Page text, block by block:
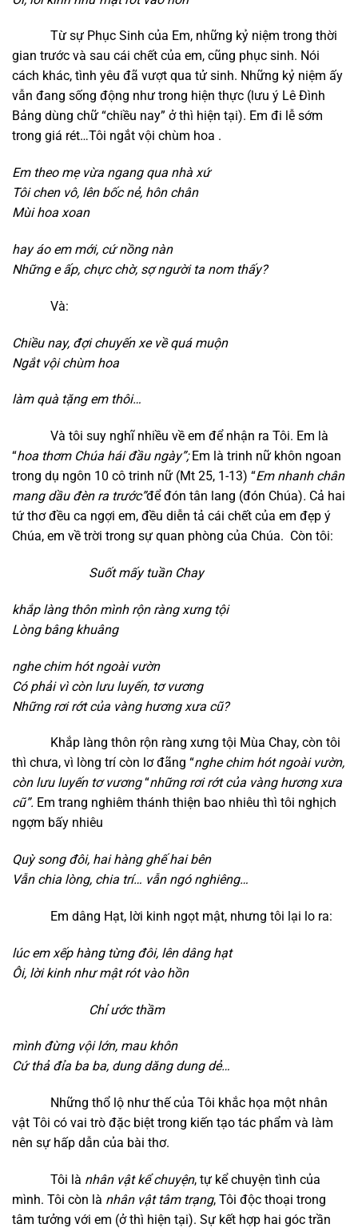
Từ sự Phục Sinh của Em, những kỷ niệm trong thời
gian trước và sau cái chết của em, cũng phục sinh. Nói
cách khác, tình yêu đã vượt qua tử sinh. Những kỷ niệm ấy
vẫn đang sống động như trong hiện thực (lưu ý Lê Đình
Bảng dùng chữ “chiều nay” ở thì hiện tại). Em đi lễ sớm
trong giá rét…Tôi ngắt vội chùm hoa .
Em theo mẹ vừa ngang qua nhà xứ
Tôi chen vô, lên bốc nẻ, hôn chân
Mùi hoa xoan
hay áo em mới, cứ nồng nàn
Những e ấp, chực chờ, sợ người ta nom thấy?
Và:
Chiều nay, đợi chuyến xe về quá muộn
Ngắt vội chùm hoa
làm quà tặng em thôi…
Và tôi suy nghĩ nhiều về em để nhận ra Tôi. Em là
“hoa thơm Chúa hái đầu ngày”; Em là trinh nữ khôn ngoan
trong dụ ngôn 10 cô trinh nữ (Mt 25, 1-13) “Em nhanh chân
mang dầu đèn ra trước”để đón tân lang (đón Chúa). Cả hai
tứ thơ đều ca ngợi em, đều diễn tả cái chết của em đẹp ý
Chúa, em về trời trong sự quan phòng của Chúa. Còn tôi:
Suốt mấy tuần Chay
khắp làng thôn mình rộn ràng xưng tội
Lòng bâng khuâng
nghe chim hót ngoài vườn
Có phải vì còn lưu luyến, tơ vương
Những rơi rớt của vàng hương xưa cũ?
Khắp làng thôn rộn ràng xưng tội Mùa Chay, còn tôi
thì chưa, vì lòng trí còn lơ đãng “nghe chim hót ngoài vườn,
còn lưu luyến tơ vương“những rơi rớt của vàng hương xưa
cũ”. Em trang nghiêm thánh thiện bao nhiêu thì tôi nghịch
ngợm bấy nhiêu
Quỳ song đôi, hai hàng ghế hai bên
Vẫn chia lòng, chia trí… vẫn ngó nghiêng…
Em dâng Hạt, lời kinh ngọt mật, nhưng tôi lại lo ra:
lúc em xếp hàng từng đôi, lên dâng hạt
Ôi, lời kinh như mật rót vào hồn
Chỉ ước thầm
mình đừng vội lớn, mau khôn
Cứ thả đỉa ba ba, dung dăng dung dẻ…
Những thổ lộ như thế của Tôi khắc họa một nhân
vật Tôi có vai trò đặc biệt trong kiến tạo tác phẩm và làm
nên sự hấp dẫn của bài thơ.
Tôi là nhân vật kể chuyện, tự kể chuyện tình của
mình. Tôi còn là nhân vật tâm trạng, Tôi độc thoại trong
tâm tưởng với em (ở thì hiện tại). Sự kết hợp hai góc trần